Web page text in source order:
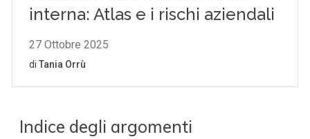
Indice degli argomenti